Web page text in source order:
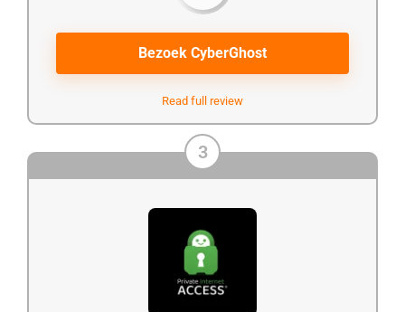
Bezoek CyberGhost
Read full review
3